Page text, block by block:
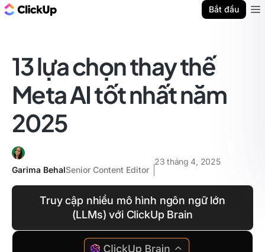
Bắt đầu
13 lựa chọn thay thế
Meta AI tốt nhất năm
2025
Garima BehalSenior Content Editor
23 tháng 4, 2025
Truy cập nhiều mô hình ngôn ngữ lớn
(LLMs) với ClickUp Brain